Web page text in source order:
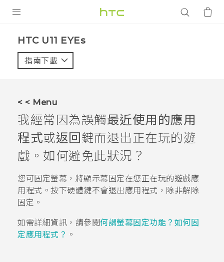
VIVE
VIVERSE
應用程式
支援服務
登入
HTC U11 EYEs‎
指南下載
< < Menu
我經常因為誤觸最近使用的應用
程式或返回鍵而退出正在玩的遊
戲。如何避免此狀況？
您可固定螢幕，將顯示幕固定在您正在玩的遊戲應
用程式。按下硬體鍵不會退出應用程式，除非解除
固定。
如需詳細資訊，請參閱何謂螢幕固定功能？如何固
定應用程式？ 。